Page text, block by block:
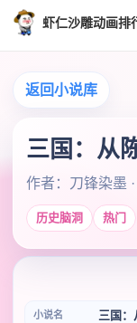
虾仁沙雕动画排
返回小说库
三国：从
作者：刀锋染墨
历史脑洞 热门
小说名 三国：